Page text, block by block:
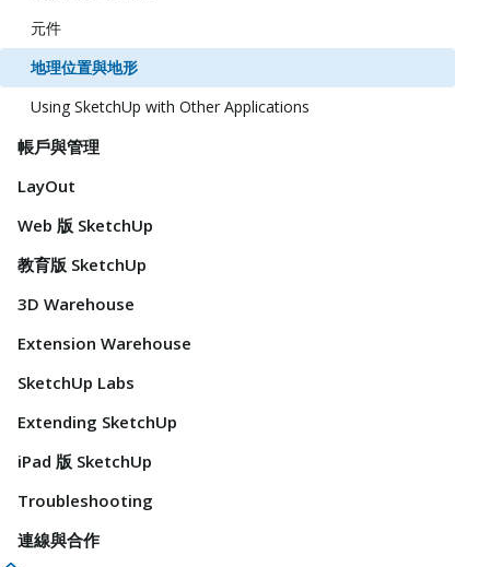
元件
地理位置與地形
Using SketchUp with Other Applications
帳戶與管理
LayOut
Web 版 SketchUp
教育版 SketchUp
3D Warehouse
Extension Warehouse
SketchUp Labs
Extending SketchUp
iPad 版 SketchUp
Troubleshooting
連線與合作